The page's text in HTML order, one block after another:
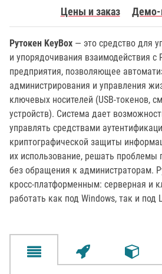
Цены и заказ Демо-
Рутокен KeyBox — это средство для
и упорядочивания взаимодействия с
предприятия, позволяющее
администрирования и управления
ключевых носителей (USB-токенов,
устройств). Система дает
управлять средствами
криптографической защиты
их использование, решать проблемы
без обращения к администраторам.
кросс-платформенным: серверная и
работать как под Windows, так и под